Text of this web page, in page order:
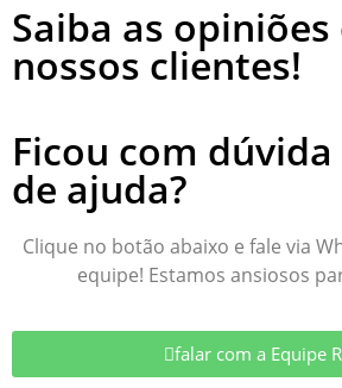
Saiba as opiniões
nossos clientes!
Ficou com
de ajuda?
Clique no botão abaixo e fale via
equipe! Estamos ansiosos
falar com a Equipe